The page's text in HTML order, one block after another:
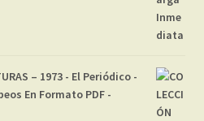
– 1973 - El Periódico -
En Formato PDF -